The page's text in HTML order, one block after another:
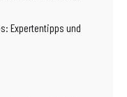
Expertentipps und